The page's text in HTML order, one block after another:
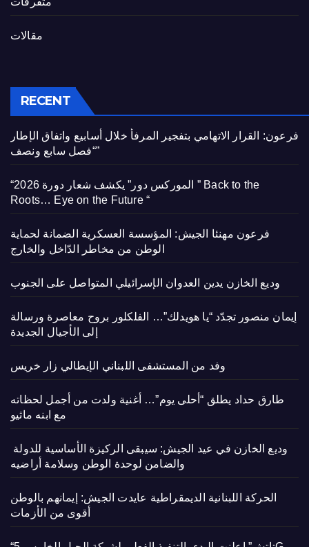
مقالات
RECENT
فرعون: القرار الاتهامي بتفجير المرفأ خلال أسابيع واتفاق الإطار
“فصل سابع ونصف”
“الموركس دور” يكشف شعار دورة 2026 ” Back to the
Roots… Eye on the Future “
فرعون مهنئا الجيش: المؤسسة العسكرية الضمانة لحماية
الوطن من مخاطر الدّاخل والخارج
وديع الخازن يدين العدوان الإسرائيلي المتواصل على الجنوب
إيمان منصور تجدّد “يا هويدلك”… الفلكلور بروح معاصرة ورسالة
إلى الأجيال الجديدة
وفد من المستشفى اللبناني الإيطالي زار خريس
طارق حداد يطلق “أحلى يوم”… أغنية ولدت من أجمل لحظاته
مع ابنه ماثيو
والضامن لوحدة الوطن وسلامة أراضيه
الحركة اللبنانية الديمقراطية عايدت الجيش: إيمانهم بالوطن
أقوى من الأزمات